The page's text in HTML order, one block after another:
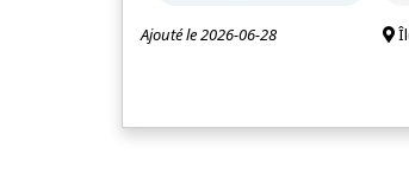
Ajouté le 2026-06-28